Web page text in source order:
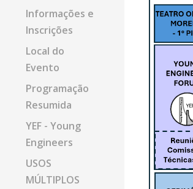
Informações e
Inscrições
Local do
Evento
Programação
Resumida
YEF - Young
Engineers
USOS
MÚLTIPLOS